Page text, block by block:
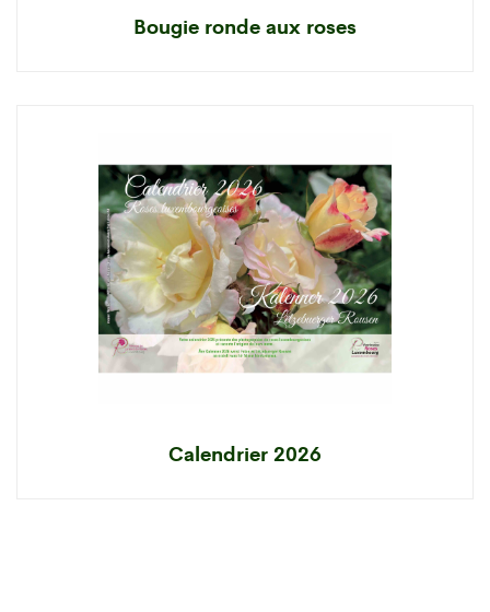
Bougie ronde aux roses
Calendrier 2026